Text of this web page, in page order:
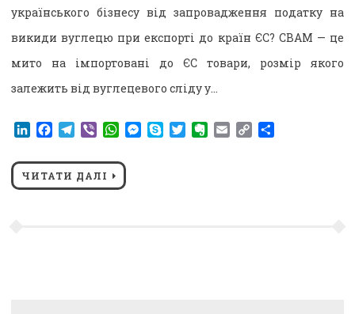
українського бізнесу від запровадження податку на
викиди вуглецю при експорті до країн ЄС? CBAM — це
мито на імпортовані до ЄС товари, розмір якого
залежить від вуглецевого сліду у…
LinkedIn
Facebook
Telegram
ViberWhatsApp
Messenger
SkypeTwitterEvernote
EmailCopy
ЧИТАТИ ДАЛІ